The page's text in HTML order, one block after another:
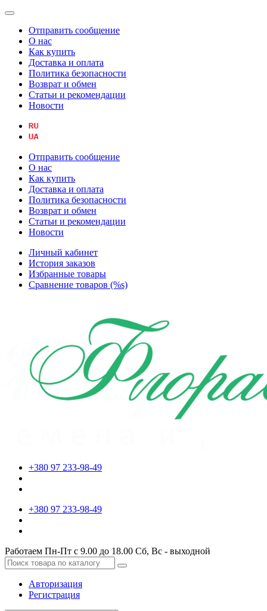
Отправить сообщение
О нас
Как купить
Доставка и оплата
Политика безопасности
Возврат и обмен
Статьи и рекомендации
Новости
Отправить сообщение
О нас
Как купить
Доставка и оплата
Политика безопасности
Возврат и обмен
Статьи и рекомендации
Новости
Личный кабинет
История заказов
Избранные товары
Сравнение товаров (%s)
+380 97 233-98-49
+380 97 233-98-49
Работаем Пн-Пт с 9.00 до 18.00 Сб, Вс - выходной
Авторизация
Регистрация